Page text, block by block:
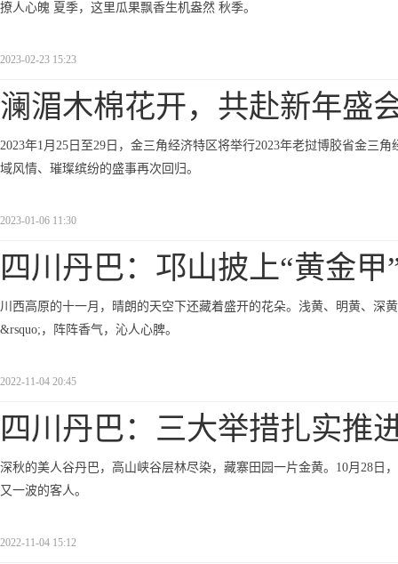
撩人心魄 夏季，这里瓜果飘香生机盎然 秋季。
2023-02-23 15:23
澜湄木棉花开，共赴新年盛
2023年1月25日至29日，金三角经济特区将举行2023年老挝博胶省金三
域风情、璀璨缤纷的盛事再次回归。
2023-01-06 11:30
四川丹巴：邛山披上“黄金甲
川西高原的十一月，晴朗的天空下还藏着盛开的花朵。浅黄、明黄、深
&rsquo;，阵阵香气，沁人心脾。
2022-11-04 20:45
四川丹巴：三大举措扎实推
深秋的美人谷丹巴，高山峡谷层林尽染，藏寨田园一片金黄。10月28日
又一波的客人。
2022-11-04 15:12